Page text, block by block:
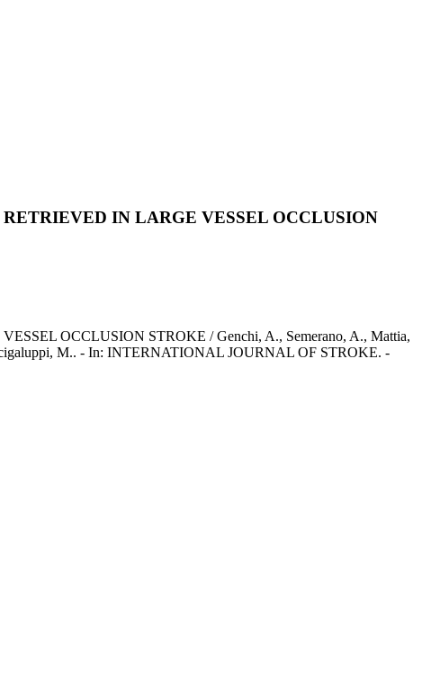
IN LARGE VESSEL OCCLUSION
OCCLUSION STROKE / Genchi, A., Semerano, A., Mattia,
M.. - In: INTERNATIONAL JOURNAL OF STROKE. -